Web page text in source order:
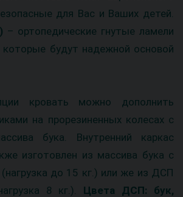
для Вас и Ваших детей.
– ортопедические гнутые ламели
будут надежной основой
кровать можно дополнить
на прорезиненных колесах с
бука. Внутренний каркас
изготовлен из массива бука с
до 15 кг.) или же из ДСП
8 кг.). Цвета ДСП: бук,